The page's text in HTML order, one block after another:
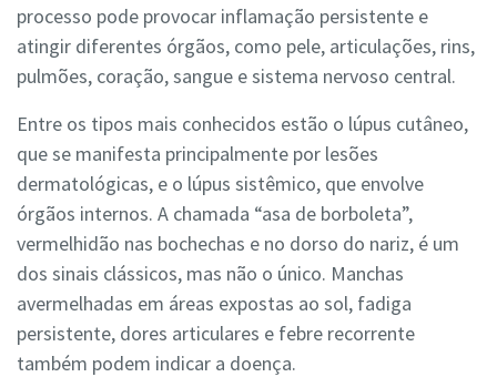
processo pode provocar inflamação persistente e
atingir diferentes órgãos, como pele, articulações, rins,
pulmões, coração, sangue e sistema nervoso central.
Entre os tipos mais conhecidos estão o lúpus cutâneo,
que se manifesta principalmente por lesões
dermatológicas, e o lúpus sistêmico, que envolve
órgãos internos. A chamada “asa de borboleta”,
vermelhidão nas bochechas e no dorso do nariz, é um
dos sinais clássicos, mas não o único. Manchas
avermelhadas em áreas expostas ao sol, fadiga
persistente, dores articulares e febre recorrente
também podem indicar a doença.